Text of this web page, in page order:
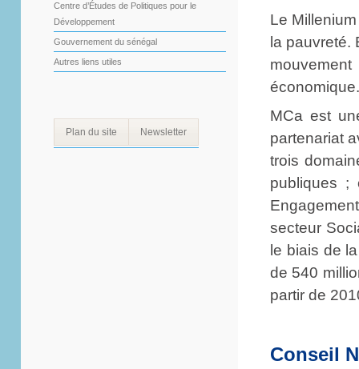
Centre d’Études de Politiques pour le
Développement
Gouvernement du sénégal
Autres liens utiles
Plan du site Newsletter
Le
la pauvreté.
économique.
MCa est
partenariat
trois
publiques ;
secteur
le biais de
de 540
partir de
Conseil